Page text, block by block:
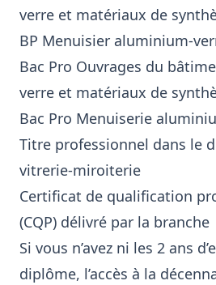
verre et matériaux de
BP Menuisier aluminium-
Bac Pro Ouvrages du
verre et matériaux de
Bac Pro Menuiserie
Titre professionnel dans le
vitrerie-miroiterie
Certificat de qualification
(CQP) délivré par la branche
Si vous n’avez ni les 2 ans
diplôme, l’accès à la